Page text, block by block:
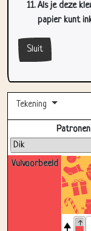
Als je deze
papier kunt
Sluit
Tekening
Vulvoorbeeld
Patronen